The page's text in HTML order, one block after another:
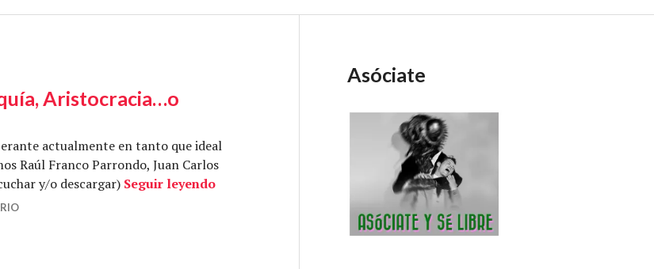
Aristocracia…o
actualmente en tanto que ideal
Raúl Franco Parrondo, Juan Carlos
y/o descargar) Seguir leyendoPoliteia 12-10-2012 ¿Monarquía, Aristocracia…o Democracia?
Asóciate